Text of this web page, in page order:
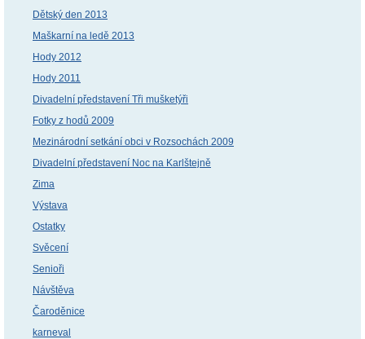
Dětský den 2013
Maškarní na ledě 2013
Hody 2012
Hody 2011
Divadelní představení Tři mušketýři
Fotky z hodů 2009
Mezinárodní setkání obci v Rozsochách 2009
Divadelní představení Noc na Karlštejně
Zima
Výstava
Ostatky
Svěcení
Senioři
Návštěva
Čaroděnice
karneval